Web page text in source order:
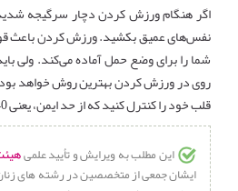
اگر هنگام ورزش کردن دچار سرگیجه
نفس‌های عمیق بکشید. ورزش کردن باعث
شما را برای وضع حمل آماده می‌کند. ولی
روی در ورزش کردن بهترین روش خواهد
قلب خود را کنترل کنید که از حد ایمن، یعنی 140 بار در دقیقه، فراتر نرود.
این مطلب به ویرایش و تأیید علمی
ایشان جمعی از متخصصین در رشته های زنان